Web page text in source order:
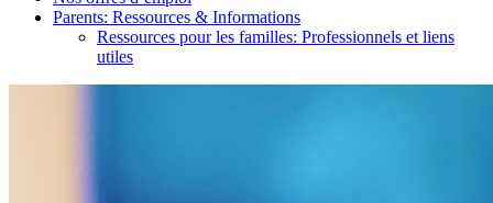
Parents: Ressources & Informations
Ressources pour les familles: Professionnels et liens
utiles